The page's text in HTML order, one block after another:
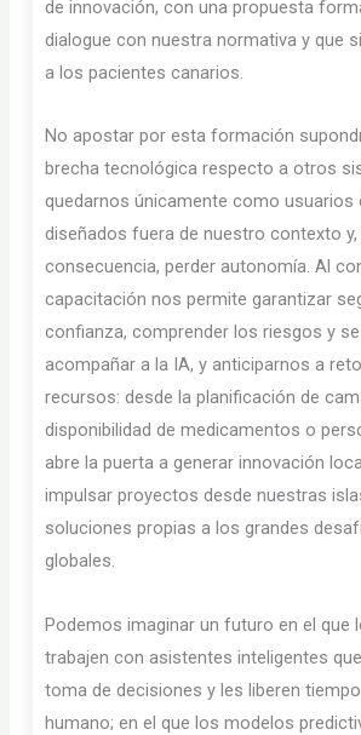
de innovación, con una propuesta
dialogue con nuestra normativa y que
a los pacientes canarios.
No apostar por esta formación
brecha tecnológica respecto a otros
quedarnos únicamente como usuarios
diseñados fuera de nuestro contexto y,
consecuencia, perder autonomía. Al
capacitación nos permite garantizar
confianza, comprender los riesgos y
acompañar a la IA, y anticiparnos a
recursos: desde la planificación de
disponibilidad de medicamentos o
abre la puerta a generar innovación
impulsar proyectos desde nuestras
soluciones propias a los grandes
globales.
Podemos imaginar un futuro en el que
trabajen con asistentes inteligentes
toma de decisiones y les liberen
humano; en el que los modelos